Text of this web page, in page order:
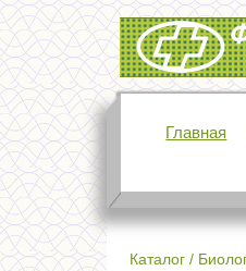
Интернет-
Главная
Каталог /